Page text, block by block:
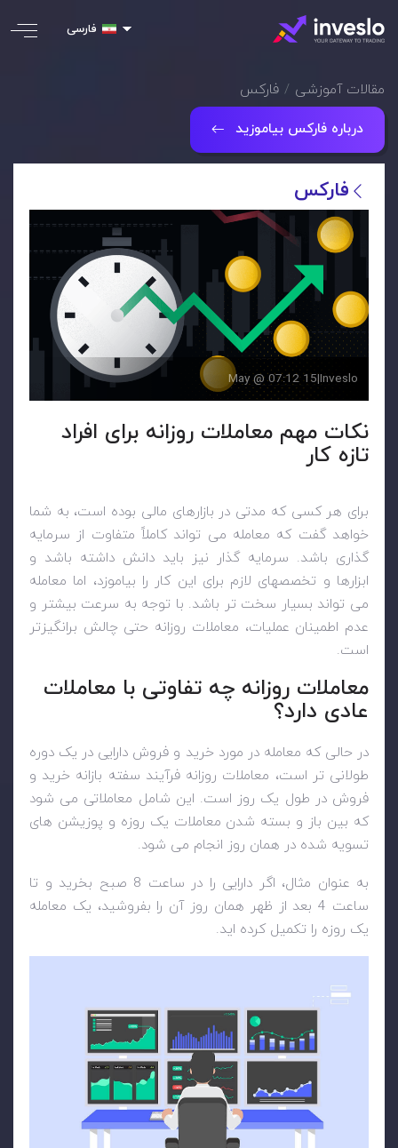
فارسی
مقالات آموزشی فارکس
درباره فارکس بیاموزید
فارکس
Inveslo
|
15 May @ 07:12
نکات مهم معاملات روزانه برای افراد
تازه کار
برای هر کسی که مدتی در بازارهای مالی بوده است، به شما
خواهد گفت که معامله می تواند کاملاً متفاوت از سرمایه
گذاری باشد. سرمایه گذار نیز باید دانش داشته باشد و
ابزارها و تخصصهای لازم برای این کار را بیاموزد، اما معامله
می تواند بسیار سخت تر باشد. با توجه به سرعت بیشتر و
عدم اطمینان عملیات، معاملات روزانه حتی چالش برانگیزتر
است.
معاملات روزانه چه تفاوتی با معاملات
عادی دارد؟
در حالی که معامله در مورد خرید و فروش دارایی در یک دوره
طولانی تر است، معاملات روزانه فرآیند سفته بازانه خرید و
فروش در طول یک روز است. این شامل معاملاتی می شود
که بین باز و بسته شدن معاملات یک روزه و پوزیشن های
تسویه شده در همان روز انجام می شود.
به عنوان مثال، اگر دارایی را در ساعت 8 صبح بخرید و تا
ساعت 4 بعد از ظهر همان روز آن را بفروشید، یک معامله
یک روزه را تکمیل کرده اید.